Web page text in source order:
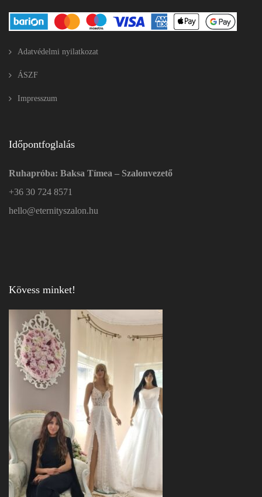
Adatvédelmi nyilatkozat
ÁSZF
Impresszum
Időpontfoglalás
Ruhapróba: Baksa Tímea – Szalonvezető
+36 30 724 8571
hello@eternityszalon.hu
Kövess minket!